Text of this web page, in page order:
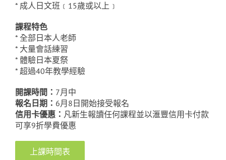
* 成人日文班﹝15歲或以上﹞
課程特色
* 全部日本人老師
* 大量會話練習
* 體驗日本夏祭
* 超過40年教學經驗
開課時間： 7月中
報名日期： 6月8日開始接受報名
信用卡優惠： 凡新生報讀任何課程並以滙豐信用卡付款
可享9折學費優惠
上課時間表